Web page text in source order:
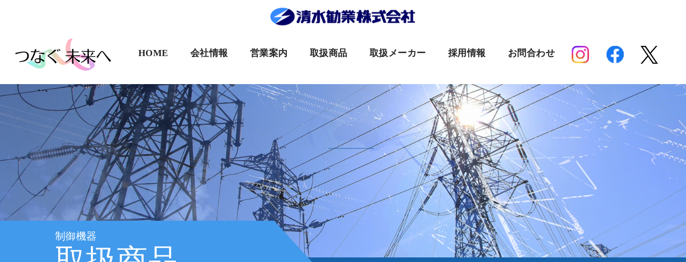
HOME 会社情報 営業案内 取扱商品 取扱メーカー 採用情報 お問合わせ
制御機器